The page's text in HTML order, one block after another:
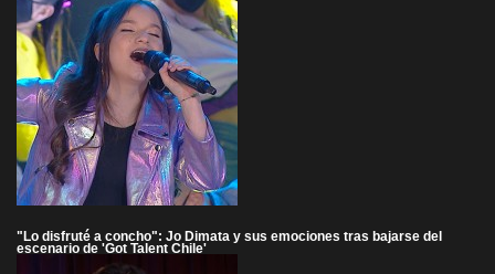
"Lo disfruté a concho": Jo Dimata y sus emociones tras bajarse del
escenario de 'Got Talent Chile'